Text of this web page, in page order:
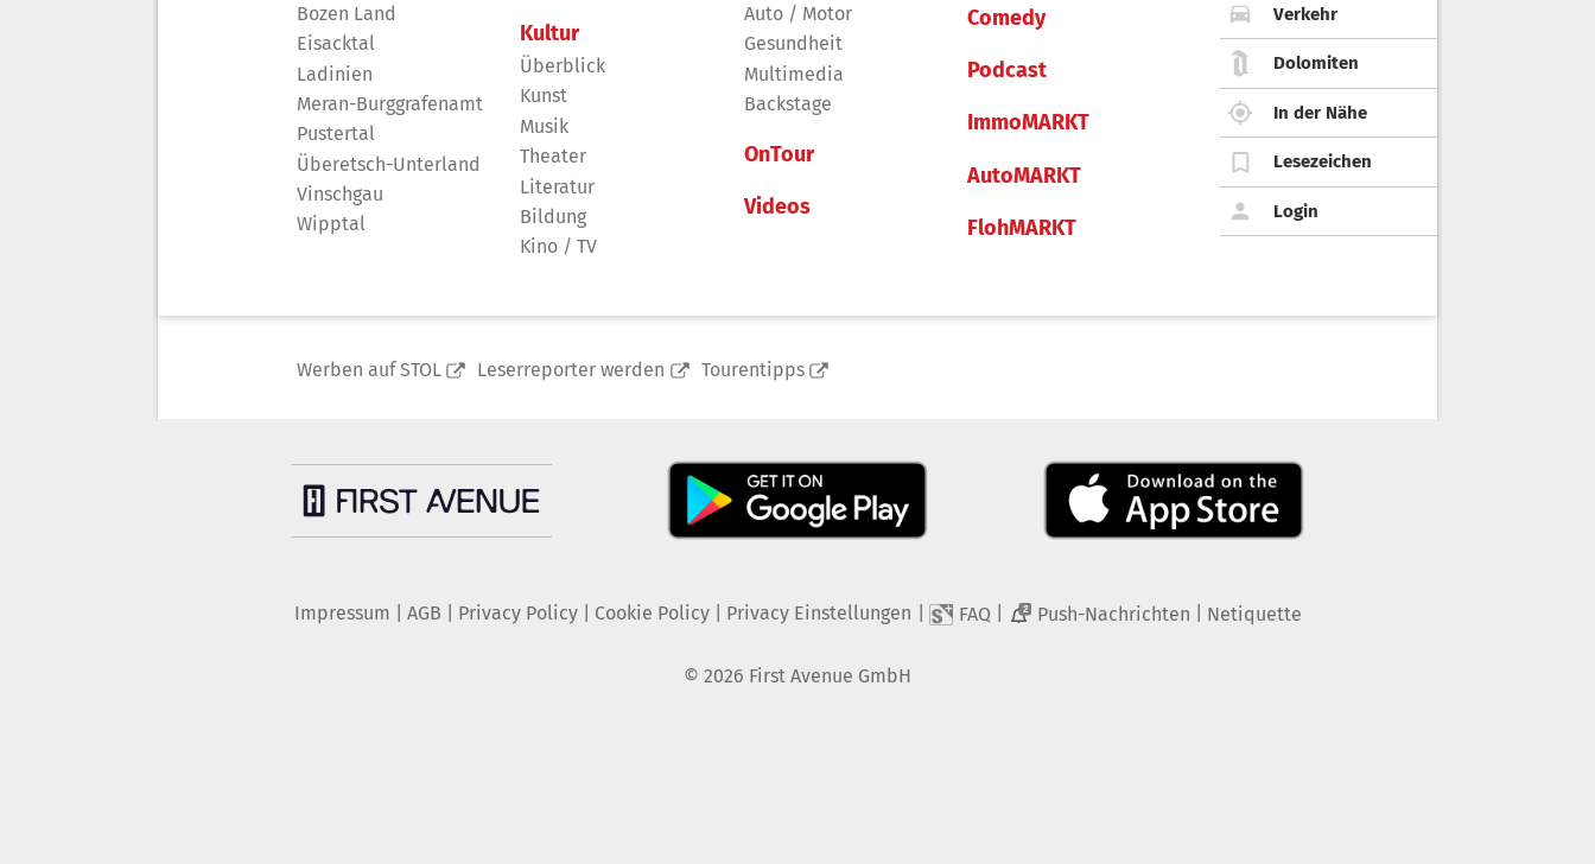
Bozen Land
Eisacktal
Ladinien
Meran-Burggrafenamt
Pustertal
Überetsch-Unterland
Vinschgau
Wipptal
Kultur
Überblick
Kunst
Musik
Theater
Literatur
Bildung
Kino / TV
Auto / Motor
Gesundheit
Multimedia
Backstage
OnTour
Videos
Comedy
Podcast
ImmoMARKT
AutoMARKT
FlohMARKT
Verkehr
Dolomiten
In der Nähe
Lesezeichen
Login
Werben auf STOL Leserreporter werden Tourentipps
Impressum AGB Privacy Policy| Cookie Policy| Privacy Einstellungen FAQ 2 Push-Nachrichten Netiquette
© 2026 First Avenue GmbH